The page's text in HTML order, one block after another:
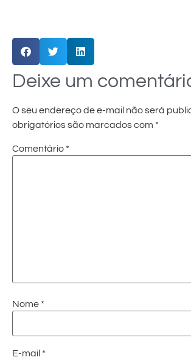
Deixe um
O seu endereço de e-mail não será
obrigatórios são marcados com *
Comentário *
Nome *
E-mail *